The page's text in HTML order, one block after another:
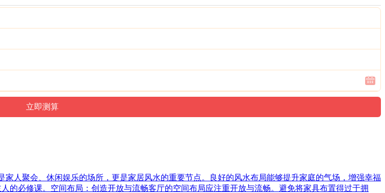
人聚会、休闲娱乐的场所，更是家居风水的重要节点。良好的风水布局能够提升家庭的气场，增强幸福
的必修课。空间布局：创造开放与流畅客厅的空间布局应注重开放与流畅。避免将家具布置得过于拥